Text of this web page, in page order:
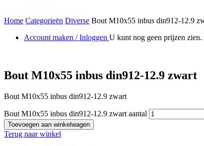
Home Categorieën Diverse Bout M10x55 inbus din912-12.9
Account maken / Inloggen U kunt nog geen prijzen zien.
Bout M10x55 inbus din912-12.9 zwart
Bout M10x55 inbus din912-12.9 zwart
Bout M10x55 inbus din912-12.9 zwart aantal
Toevoegen aan winkelwagen
Terug naar winkel